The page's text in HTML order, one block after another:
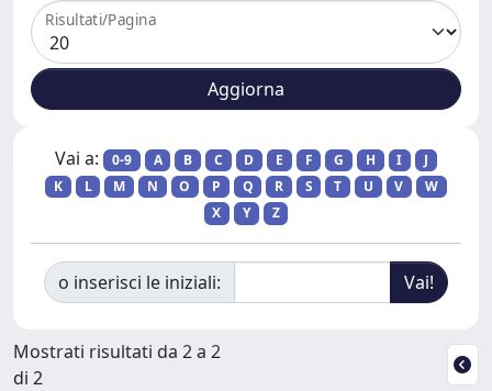
Risultati/Pagina
Vai a: 0-9 A B C D E F G H I
J
K
L M N O P Q R S T U V
W
X
Y Z
o inserisci le iniziali:
Mostrati risultati da 2 a 2
di 2